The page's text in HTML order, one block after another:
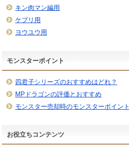
キン肉マン編用
ケプリ用
ヨウユウ用
モンスターポイント
四君子シリーズのおすすめはどれ？
MPドラゴンの評価とおすすめ
モンスター売却時のモンスターポイント
お役立ちコンテンツ